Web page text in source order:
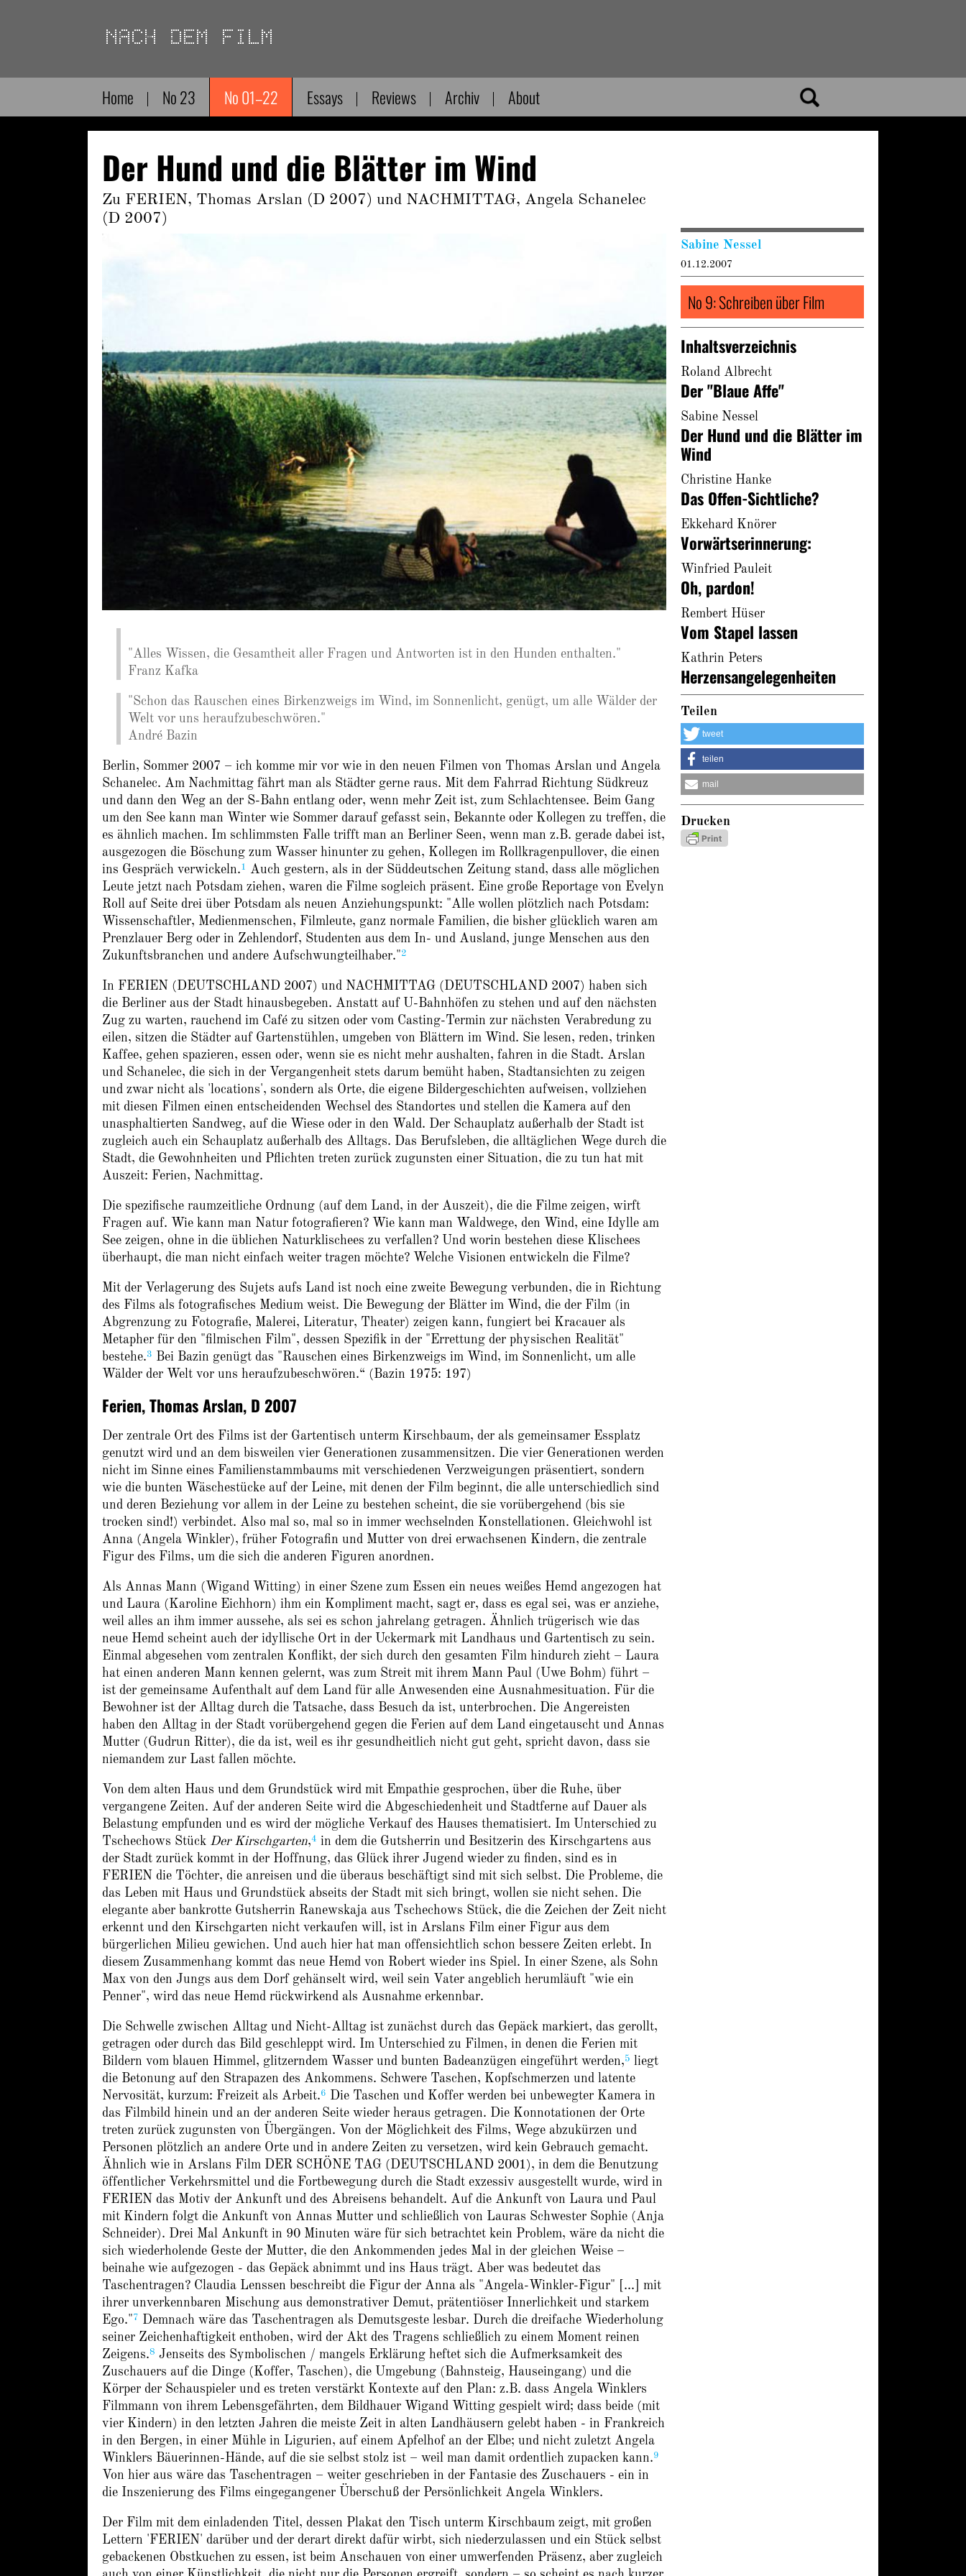
Home No 23 No 01–22 Essays Reviews Archiv About
Der Hund und die Blätter im Wind
Zu FERIEN, Thomas Arslan (D 2007) und NACHMITTAG, Angela Schanelec
(D 2007)
"Alles Wissen, die Gesamtheit aller Fragen und Antworten ist in den Hunden enthalten."
Franz Kafka
"Schon das Rauschen eines Birkenzweigs im Wind, im Sonnenlicht, genügt, um alle Wälder der
Welt vor uns heraufzubeschwören."
André Bazin
Berlin, Sommer 2007 – ich komme mir vor wie in den neuen Filmen von Thomas Arslan und Angela
Schanelec. Am Nachmittag fährt man als Städter gerne raus. Mit dem Fahrrad Richtung Südkreuz
und dann den Weg an der S-Bahn entlang oder, wenn mehr Zeit ist, zum Schlachtensee. Beim Gang
um den See kann man Winter wie Sommer darauf gefasst sein, Bekannte oder Kollegen zu treffen, die
es ähnlich machen. Im schlimmsten Falle trifft man an Berliner Seen, wenn man z.B. gerade dabei ist,
ausgezogen die Böschung zum Wasser hinunter zu gehen, Kollegen im Rollkragenpullover, die einen
ins Gespräch verwickeln.1 Auch gestern, als in der Süddeutschen Zeitung stand, dass alle möglichen
Leute jetzt nach Potsdam ziehen, waren die Filme sogleich präsent. Eine große Reportage von Evelyn
Roll auf Seite drei über Potsdam als neuen Anziehungspunkt: "Alle wollen plötzlich nach Potsdam:
Wissenschaftler, Medienmenschen, Filmleute, ganz normale Familien, die bisher glücklich waren am
Prenzlauer Berg oder in Zehlendorf, Studenten aus dem In- und Ausland, junge Menschen aus den
Zukunftsbranchen und andere Aufschwungteilhaber."2
In FERIEN (DEUTSCHLAND 2007) und NACHMITTAG (DEUTSCHLAND 2007) haben sich
die Berliner aus der Stadt hinausbegeben. Anstatt auf U-Bahnhöfen zu stehen und auf den nächsten
Zug zu warten, rauchend im Café zu sitzen oder vom Casting-Termin zur nächsten Verabredung zu
eilen, sitzen die Städter auf Gartenstühlen, umgeben von Blättern im Wind. Sie lesen, reden, trinken
Kaffee, gehen spazieren, essen oder, wenn sie es nicht mehr aushalten, fahren in die Stadt. Arslan
und Schanelec, die sich in der Vergangenheit stets darum bemüht haben, Stadtansichten zu zeigen
und zwar nicht als 'locations', sondern als Orte, die eigene Bildergeschichten aufweisen, vollziehen
mit diesen Filmen einen entscheidenden Wechsel des Standortes und stellen die Kamera auf den
unasphaltierten Sandweg, auf die Wiese oder in den Wald. Der Schauplatz außerhalb der Stadt ist
zugleich auch ein Schauplatz außerhalb des Alltags. Das Berufsleben, die alltäglichen Wege durch die
Stadt, die Gewohnheiten und Pflichten treten zurück zugunsten einer Situation, die zu tun hat mit
Auszeit: Ferien, Nachmittag.
Die spezifische raumzeitliche Ordnung (auf dem Land, in der Auszeit), die die Filme zeigen, wirft
Fragen auf. Wie kann man Natur fotografieren? Wie kann man Waldwege, den Wind, eine Idylle am
See zeigen, ohne in die üblichen Naturklischees zu verfallen? Und worin bestehen diese Klischees
überhaupt, die man nicht einfach weiter tragen möchte? Welche Visionen entwickeln die Filme?
Mit der Verlagerung des Sujets aufs Land ist noch eine zweite Bewegung verbunden, die in Richtung
des Films als fotografisches Medium weist. Die Bewegung der Blätter im Wind, die der Film (in
Abgrenzung zu Fotografie, Malerei, Literatur, Theater) zeigen kann, fungiert bei Kracauer als
Metapher für den "filmischen Film", dessen Spezifik in der "Errettung der physischen Realität"
bestehe.3 Bei Bazin genügt das "Rauschen eines Birkenzweigs im Wind, im Sonnenlicht, um alle
Wälder der Welt vor uns heraufzubeschwören.“ (Bazin 1975: 197)
Ferien, Thomas Arslan, D 2007
Der zentrale Ort des Films ist der Gartentisch unterm Kirschbaum, der als gemeinsamer Essplatz
genutzt wird und an dem bisweilen vier Generationen zusammensitzen. Die vier Generationen werden
nicht im Sinne eines Familienstammbaums mit verschiedenen Verzweigungen präsentiert, sondern
wie die bunten Wäschestücke auf der Leine, mit denen der Film beginnt, die alle unterschiedlich sind
und deren Beziehung vor allem in der Leine zu bestehen scheint, die sie vorübergehend (bis sie
trocken sind!) verbindet. Also mal so, mal so in immer wechselnden Konstellationen. Gleichwohl ist
Anna (Angela Winkler), früher Fotografin und Mutter von drei erwachsenen Kindern, die zentrale
Figur des Films, um die sich die anderen Figuren anordnen.
Als Annas Mann (Wigand Witting) in einer Szene zum Essen ein neues weißes Hemd angezogen hat
und Laura (Karoline Eichhorn) ihm ein Kompliment macht, sagt er, dass es egal sei, was er anziehe,
weil alles an ihm immer aussehe, als sei es schon jahrelang getragen. Ähnlich trügerisch wie das
neue Hemd scheint auch der idyllische Ort in der Uckermark mit Landhaus und Gartentisch zu sein.
Einmal abgesehen vom zentralen Konflikt, der sich durch den gesamten Film hindurch zieht – Laura
hat einen anderen Mann kennen gelernt, was zum Streit mit ihrem Mann Paul (Uwe Bohm) führt –
ist der gemeinsame Aufenthalt auf dem Land für alle Anwesenden eine Ausnahmesituation. Für die
Bewohner ist der Alltag durch die Tatsache, dass Besuch da ist, unterbrochen. Die Angereisten
haben den Alltag in der Stadt vorübergehend gegen die Ferien auf dem Land eingetauscht und Annas
Mutter (Gudrun Ritter), die da ist, weil es ihr gesundheitlich nicht gut geht, spricht davon, dass sie
niemandem zur Last fallen möchte.
Von dem alten Haus und dem Grundstück wird mit Empathie gesprochen, über die Ruhe, über
vergangene Zeiten. Auf der anderen Seite wird die Abgeschiedenheit und Stadtferne auf Dauer als
Belastung empfunden und es wird der mögliche Verkauf des Hauses thematisiert. Im Unterschied zu
Tschechows Stück Der Kirschgarten,4 in dem die Gutsherrin und Besitzerin des Kirschgartens aus
der Stadt zurück kommt in der Hoffnung, das Glück ihrer Jugend wieder zu finden, sind es in
FERIEN die Töchter, die anreisen und die überaus beschäftigt sind mit sich selbst. Die Probleme, die
das Leben mit Haus und Grundstück abseits der Stadt mit sich bringt, wollen sie nicht sehen. Die
elegante aber bankrotte Gutsherrin Ranewskaja aus Tschechows Stück, die die Zeichen der Zeit nicht
erkennt und den Kirschgarten nicht verkaufen will, ist in Arslans Film einer Figur aus dem
bürgerlichen Milieu gewichen. Und auch hier hat man offensichtlich schon bessere Zeiten erlebt. In
diesem Zusammenhang kommt das neue Hemd von Robert wieder ins Spiel. In einer Szene, als Sohn
Max von den Jungs aus dem Dorf gehänselt wird, weil sein Vater angeblich herumläuft "wie ein
Penner", wird das neue Hemd rückwirkend als Ausnahme erkennbar.
Die Schwelle zwischen Alltag und Nicht-Alltag ist zunächst durch das Gepäck markiert, das gerollt,
getragen oder durch das Bild geschleppt wird. Im Unterschied zu Filmen, in denen die Ferien mit
Bildern vom blauen Himmel, glitzerndem Wasser und bunten Badeanzügen eingeführt werden,5 liegt
die Betonung auf den Strapazen des Ankommens. Schwere Taschen, Kopfschmerzen und latente
Nervosität, kurzum: Freizeit als Arbeit.6 Die Taschen und Koffer werden bei unbewegter Kamera in
das Filmbild hinein und an der anderen Seite wieder heraus getragen. Die Konnotationen der Orte
treten zurück zugunsten von Übergängen. Von der Möglichkeit des Films, Wege abzukürzen und
Personen plötzlich an andere Orte und in andere Zeiten zu versetzen, wird kein Gebrauch gemacht.
Ähnlich wie in Arslans Film DER SCHÖNE TAG (DEUTSCHLAND 2001), in dem die Benutzung
öffentlicher Verkehrsmittel und die Fortbewegung durch die Stadt exzessiv ausgestellt wurde, wird in
FERIEN das Motiv der Ankunft und des Abreisens behandelt. Auf die Ankunft von Laura und Paul
mit Kindern folgt die Ankunft von Annas Mutter und schließlich von Lauras Schwester Sophie (Anja
Schneider). Drei Mal Ankunft in 90 Minuten wäre für sich betrachtet kein Problem, wäre da nicht die
sich wiederholende Geste der Mutter, die den Ankommenden jedes Mal in der gleichen Weise –
beinahe wie aufgezogen - das Gepäck abnimmt und ins Haus trägt. Aber was bedeutet das
Taschentragen? Claudia Lenssen beschreibt die Figur der Anna als "Angela-Winkler-Figur" [...] mit
ihrer unverkennbaren Mischung aus demonstrativer Demut, prätentiöser Innerlichkeit und starkem
Ego."7 Demnach wäre das Taschentragen als Demutsgeste lesbar. Durch die dreifache Wiederholung
seiner Zeichenhaftigkeit enthoben, wird der Akt des Tragens schließlich zu einem Moment reinen
Zeigens.8 Jenseits des Symbolischen / mangels Erklärung heftet sich die Aufmerksamkeit des
Zuschauers auf die Dinge (Koffer, Taschen), die Umgebung (Bahnsteig, Hauseingang) und die
Körper der Schauspieler und es treten verstärkt Kontexte auf den Plan: z.B. dass Angela Winklers
Filmmann von ihrem Lebensgefährten, dem Bildhauer Wigand Witting gespielt wird; dass beide (mit
vier Kindern) in den letzten Jahren die meiste Zeit in alten Landhäusern gelebt haben - in Frankreich
in den Bergen, in einer Mühle in Ligurien, auf einem Apfelhof an der Elbe; und nicht zuletzt Angela
Winklers Bäuerinnen-Hände, auf die sie selbst stolz ist – weil man damit ordentlich zupacken kann.9
Von hier aus wäre das Taschentragen – weiter geschrieben in der Fantasie des Zuschauers - ein in
die Inszenierung des Films eingegangener Überschuß der Persönlichkeit Angela Winklers.
Der Film mit dem einladenden Titel, dessen Plakat den Tisch unterm Kirschbaum zeigt, mit großen
Lettern 'FERIEN' darüber und der derart direkt dafür wirbt, sich niederzulassen und ein Stück selbst
gebackenen Obstkuchen zu essen, ist beim Anschauen von einer umwerfenden Präsenz, aber zugleich
Sabine Nessel
01.12.2007
No 9: Schreiben über Film
Inhaltsverzeichnis
Roland Albrecht
Der "Blaue Affe"
Sabine Nessel
Der Hund und die Blätter im
Wind
Christine Hanke
Das Offen-Sichtliche?
Ekkehard Knörer
Vorwärtserinnerung:
Winfried Pauleit
Oh, pardon!
Rembert Hüser
Vom Stapel lassen
Kathrin Peters
Herzensangelegenheiten
Teilen
tweet
teilen
mail
Drucken